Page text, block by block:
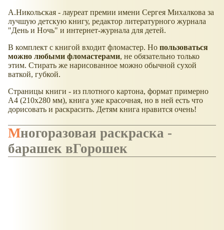
А.Никольская - лауреат премии имени Сергея Михалкова за
лучшую детскую книгу, редактор литературного журнала
"День и Ночь" и интернет-журнала для детей.
В комплект с книгой входит фломастер. Но пользоваться
можно любыми фломастерами, не обязательно только
этим. Стирать же нарисованное можно обычной сухой
ваткой, губкой.
Страницы книги - из плотного картона, формат примерно
А4 (210x280 мм), книга уже красочная, но в ней есть что
дорисовать и раскрасить. Детям книга нравится очень!
Многоразовая раскраска -
барашек вГорошек